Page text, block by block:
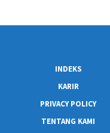
INDEKS
KARIR
PRIVACY POLICY
TENTANG KAMI